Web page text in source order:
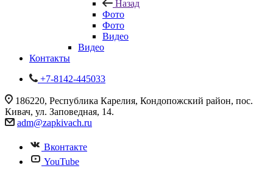
Назад
Фото
Фото
Видео
Видео
Контакты
+7-8142-445033
186220, Республика Карелия, Кондопожский район, пос.
Кивач, ул. Заповедная, 14.
adm@zapkivach.ru
Вконтакте
YouTube